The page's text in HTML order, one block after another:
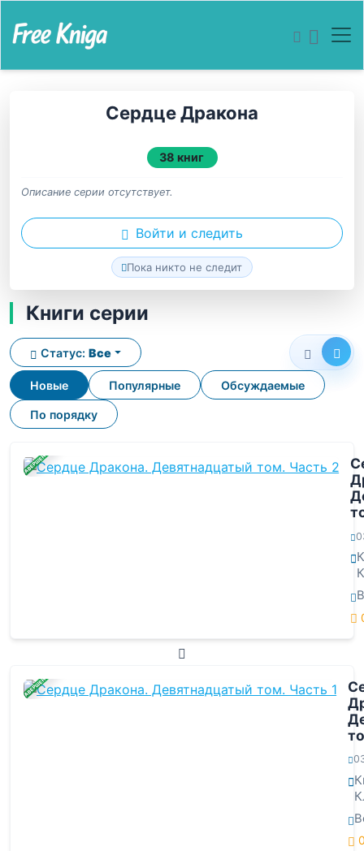
Сердце Дракона
38 книг
Описание серии отсутствует.
Войти и следить
Пока никто не следит
Книги серии
Новые Популярные Обсуждаемые
По порядку
Статус: Все
ЗАВЕРШЕНА
ЗАВЕРШЕНА